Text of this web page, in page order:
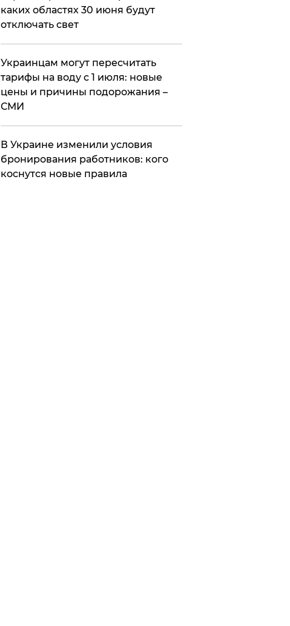
каких областях 30 июня будут
отключать свет
Украинцам могут пересчитать
тарифы на воду с 1 июля: новые
цены и причины подорожания –
СМИ
В Украине изменили условия
бронирования работников: кого
коснутся новые правила